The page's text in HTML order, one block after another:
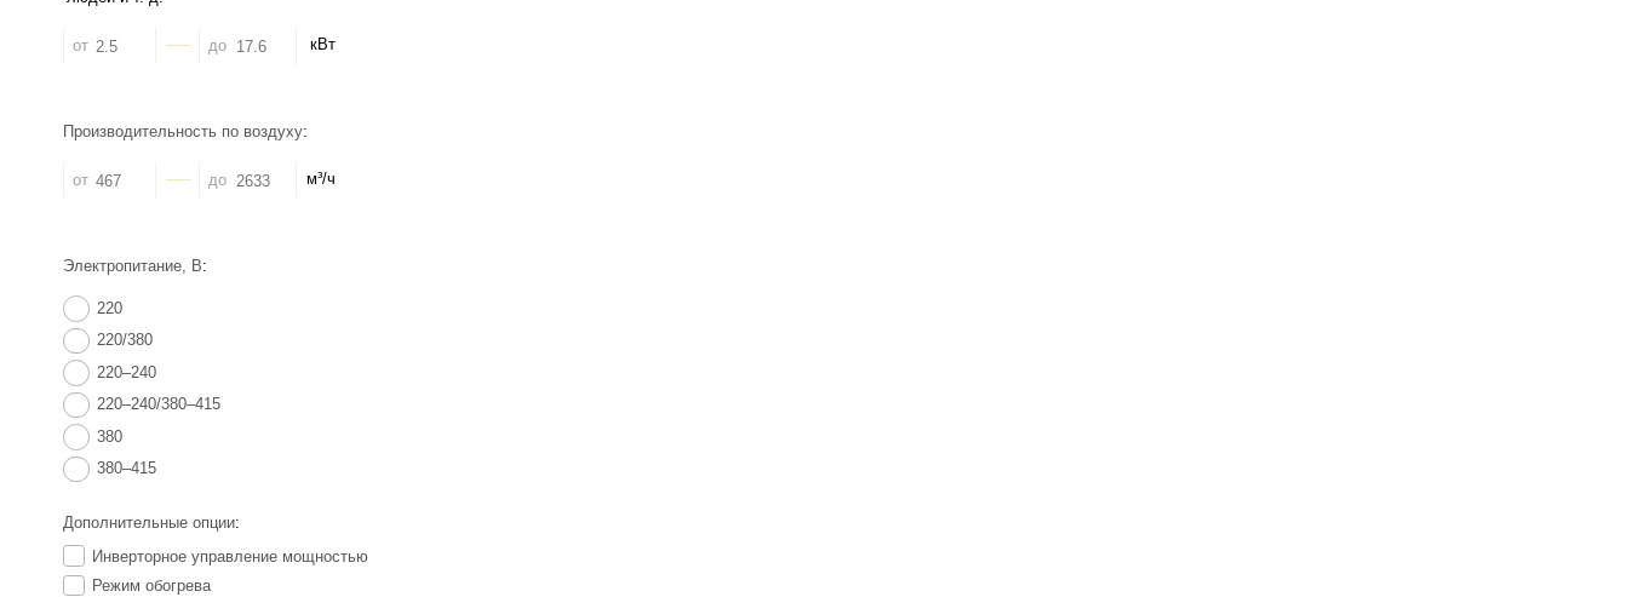
от до кВт
Производительность по воздуху:
от до м³/ч
Электропитание, В:
220
220/380
220–240
220–240/380–415
380
380–415
Дополнительные опции:
Инверторное управление мощностью
Режим обогрева